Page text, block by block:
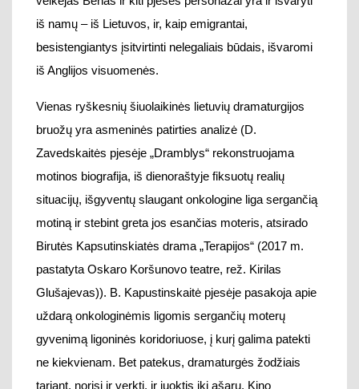
motinos biografija, iš dienoraštyje fiksuotų realių
situacijų, išgyventų slaugant onkologine liga sergančią
motiną ir stebint greta jos esančias moteris, atsirado
Birutės Kapsutinskiatės drama „Terapijos“ (2017 m.
pastatyta Oskaro Koršunovo teatre, rež. Kirilas
Glušajevas)
. B. Kapustinskaitė pjesėje pasakoja apie
uždarą onkologinėmis ligomis sergančių moterų
gyvenimą ligoninės koridoriuose, į kurį galima patekti
ne kiekvienam. Bet patekus, dramaturgės žodžiais
tariant, norisi ir verkti, ir juoktis iki ašarų.
Kino
dramaturgijos specialybę baigusios B. Kapustinskaitės
tekstas pasižymi gero dokumentinio filmo bruožu –
gebėjimu fiksuoti tikrovę. Pjesės vertinimuose
pabrėžiama teksto vertė, pasak Ievos
Tumanovičiūtės, aktorių dialoguose „atpažįstamos
situacijos ir veikėjų charakteriai yra ne banalūs, o
tragikomiški, kur tipiškumas įgauna komiškumo ar